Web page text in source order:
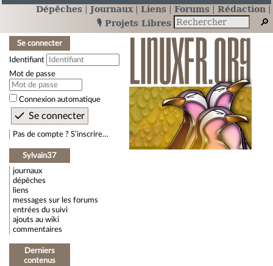
Dépêches Journaux Liens Forums
Rédaction
🎙️ Projets Libres
Se connecter
Identifiant
Mot de passe
Connexion automatique
Pas de compte ? S’inscrire…
Sylvain37
journaux
dépêches
liens
messages sur les forums
entrées du suivi
ajouts au wiki
commentaires
Derniers
contenus